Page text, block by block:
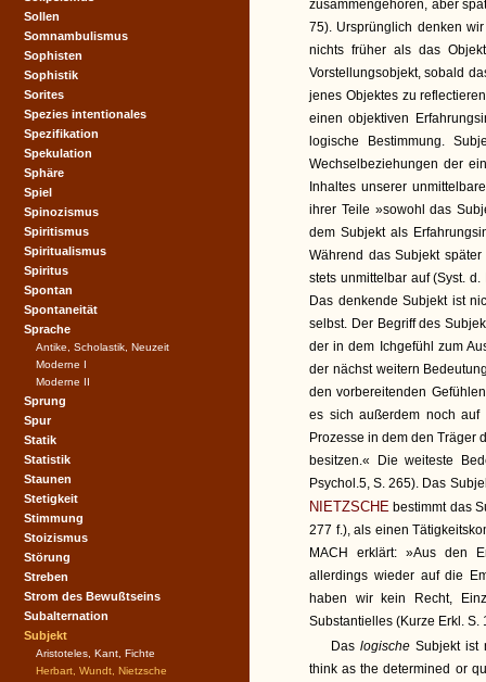
zusammengehören, aber
75). Ursprünglich denken
nichts früher als das
Vorstellungsobjekt, sobald
jenes Objektes zu
einen objektiven
logische Bestimmung.
Wechselbeziehungen der
Inhaltes unserer
ihrer Teile »sowohl das
dem Subjekt als
Während das Subjekt
stets unmittelbar auf (Syst.
Das denkende Subjekt ist
selbst. Der Begriff des
der in dem Ichgefühl zum
der nächst weitern
den vorbereitenden
es sich außerdem noch auf
Prozesse in dem den Träger
besitzen.« Die weiteste
Psychol.5, S. 265). Das
NIETZSCHE bestimmt das
277 f.), als einen
MACH erklärt: »Aus den
allerdings wieder auf die
haben wir kein Recht,
Substantielles (Kurze Erkl. S.
Das logische Subjekt ist
think as the determined or
Sollen
Somnambulismus
Sophisten
Sophistik
Sorites
Spezies intentionales
Spezifikation
Spekulation
Sphäre
Spiel
Spinozismus
Spiritismus
Spiritualismus
Spiritus
Spontan
Spontaneität
Sprache
Antike, Scholastik, Neuzeit
Moderne I
Moderne II
Sprung
Spur
Statik
Statistik
Staunen
Stetigkeit
Stimmung
Stoizismus
Störung
Streben
Strom des Bewußtseins
Subalternation
Subjekt
Aristoteles, Kant, Fichte
Herbart, Wundt, Nietzsche